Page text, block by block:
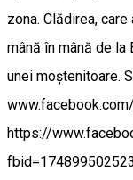
zona. Clădirea,
mână în mână de
unei moştenitoare.
https://